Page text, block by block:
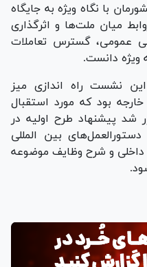
با نگاه ویژه به جایگاه
میان ملت‌ها و اثرگذاری
عمومی، گسترس تعاملات
ویژه دانست.
نشست راه اندازی میز
بود که مورد استقبال
شد پیشنهاد طرح اولیه در
بین المللی
و شرح وظایف موضوعه